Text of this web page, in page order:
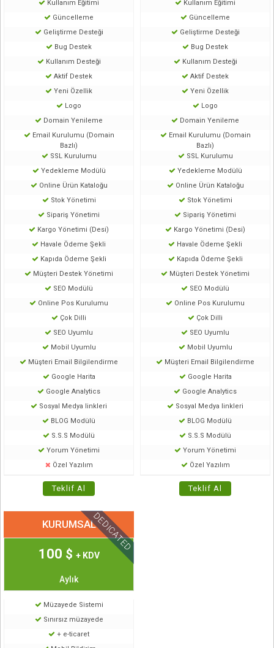
Kullanım Eğitimi
Güncelleme
Geliştirme Desteği
Bug Destek
Kullanım Desteği
Aktif Destek
Yeni Özellik
Logo
Domain Yenileme
Email Kurulumu (Domain
Bazlı)
SSL Kurulumu
Yedekleme Modülü
Online Ürün Kataloğu
Stok Yönetimi
Sipariş Yönetimi
Kargo Yönetimi (Desi)
Havale Ödeme Şekli
Kapıda Ödeme Şekli
Müşteri Destek Yönetimi
SEO Modülü
Online Pos Kurulumu
Çok Dilli
SEO Uyumlu
Mobil Uyumlu
Müşteri Email Bilgilendirme
Google Harita
Google Analytics
Sosyal Medya linkleri
BLOG Modülü
S.S.S Modülü
Yorum Yönetimi
Özel Yazılım
Teklif Al
Kullanım Eğitimi
Güncelleme
Geliştirme Desteği
Bug Destek
Kullanım Desteği
Aktif Destek
Yeni Özellik
Logo
Domain Yenileme
Email Kurulumu (Domain
Bazlı)
SSL Kurulumu
Yedekleme Modülü
Online Ürün Kataloğu
Stok Yönetimi
Sipariş Yönetimi
Kargo Yönetimi (Desi)
Havale Ödeme Şekli
Kapıda Ödeme Şekli
Müşteri Destek Yönetimi
SEO Modülü
Online Pos Kurulumu
Çok Dilli
SEO Uyumlu
Mobil Uyumlu
Müşteri Email Bilgilendirme
Google Harita
Google Analytics
Sosyal Medya linkleri
BLOG Modülü
S.S.S Modülü
Yorum Yönetimi
Özel Yazılım
Teklif Al
KURUMSAL
100 $ + KDV
Aylık
DEDICATED
Müzayede Sistemi
Sınırsız müzayede
+ e-ticaret